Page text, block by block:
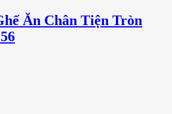
Ăn Chân Tiện Tròn